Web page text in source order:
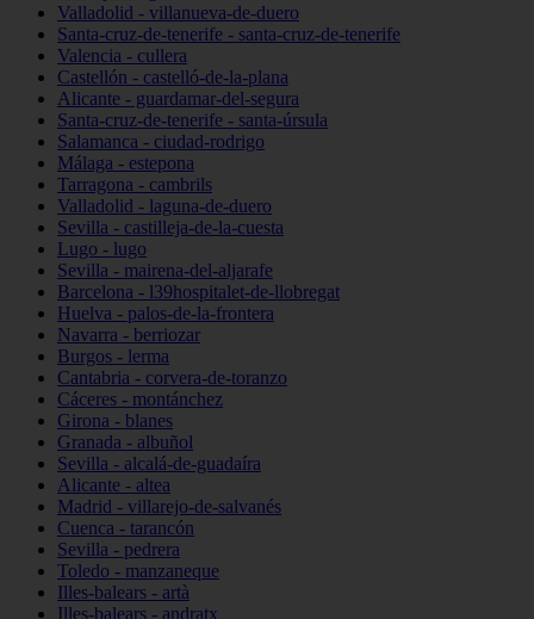
Valladolid - villanueva-de-duero
Santa-cruz-de-tenerife - santa-cruz-de-tenerife
Valencia - cullera
Castellón - castelló-de-la-plana
Alicante - guardamar-del-segura
Santa-cruz-de-tenerife - santa-úrsula
Salamanca - ciudad-rodrigo
Málaga - estepona
Tarragona - cambrils
Valladolid - laguna-de-duero
Sevilla - castilleja-de-la-cuesta
Lugo - lugo
Sevilla - mairena-del-aljarafe
Barcelona - l39hospitalet-de-llobregat
Huelva - palos-de-la-frontera
Navarra - berriozar
Burgos - lerma
Cantabria - corvera-de-toranzo
Cáceres - montánchez
Girona - blanes
Granada - albuñol
Sevilla - alcalá-de-guadaíra
Alicante - altea
Madrid - villarejo-de-salvanés
Cuenca - tarancón
Sevilla - pedrera
Toledo - manzaneque
Illes-balears - artà
Illes-balears - andratx